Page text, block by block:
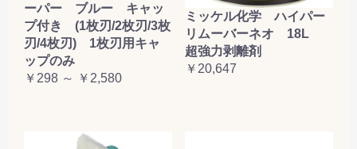
ーパー ブルー キャッ
プ付き (1枚刃/2枚刃/3枚
刃/4枚刃) 1枚刃用キャ
ップのみ
￥298 ～ ￥2,580
ミッケル化学 ハイパー
リムーバーネオ 18L
超強力剥離剤
￥20,647